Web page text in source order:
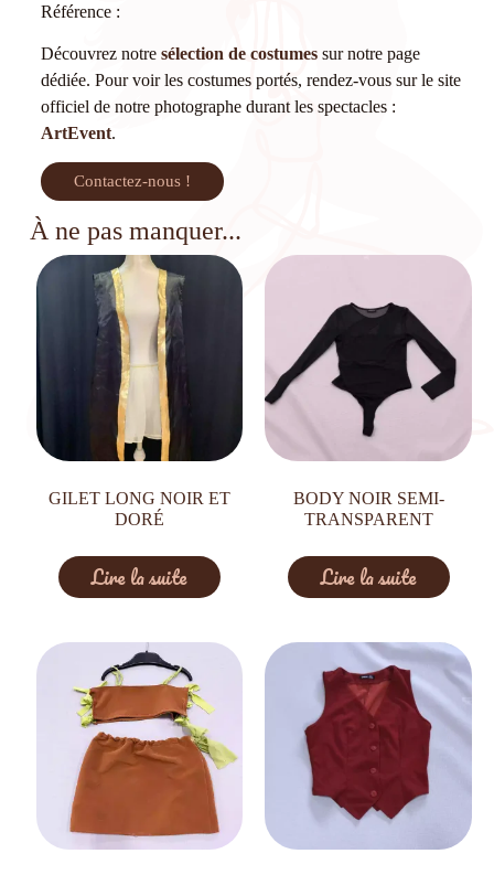
Référence :
Découvrez notre sélection de costumessur notre page
dédiée. Pour voir les costumes portés, rendez-vous sur le site
officiel de notre photographe durant les spectacles :
ArtEvent.
Contactez-nous !
À ne pas manquer...
GILET LONG NOIR ET
DORÉ
Lire la suite
BODY NOIR SEMI-
TRANSPARENT
Lire la suite